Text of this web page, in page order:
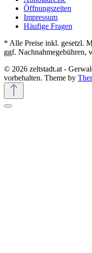
Öffnungszeiten
Impressum
Häufige Fragen
* Alle Preise inkl. gesetzl.
ggf. Nachnahmegebühren,
© 2026 zeltstadt.at -
vorbehalten. Theme by